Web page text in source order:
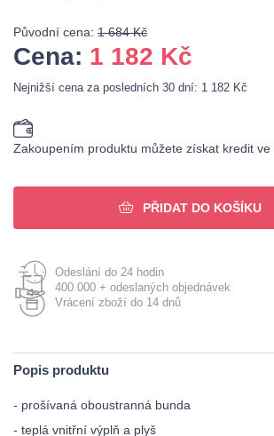
Původní cena: 1 684 Kč
Cena: 1 182 Kč
Nejnižší cena za posledních 30 dní: 1 182 Kč
Zakoupením produktu můžete získat kredit ve
PŘIDAT DO KOŠÍKU
Odeslání do 24 hodin
400 000 + odeslaných objednávek
Vrácení zboží do 14 dnů
Popis produktu
- prošívaná oboustranná bunda
- teplá vnitřní výplň a plyš